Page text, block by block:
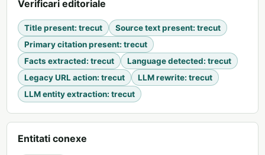
Verificari editoriale
Title present: trecut Source text present: trecut
Primary citation present: trecut
Facts extracted: trecut Language detected: trecut
Legacy URL action: trecut LLM rewrite: trecut
LLM entity extraction: trecut
Entitati conexe